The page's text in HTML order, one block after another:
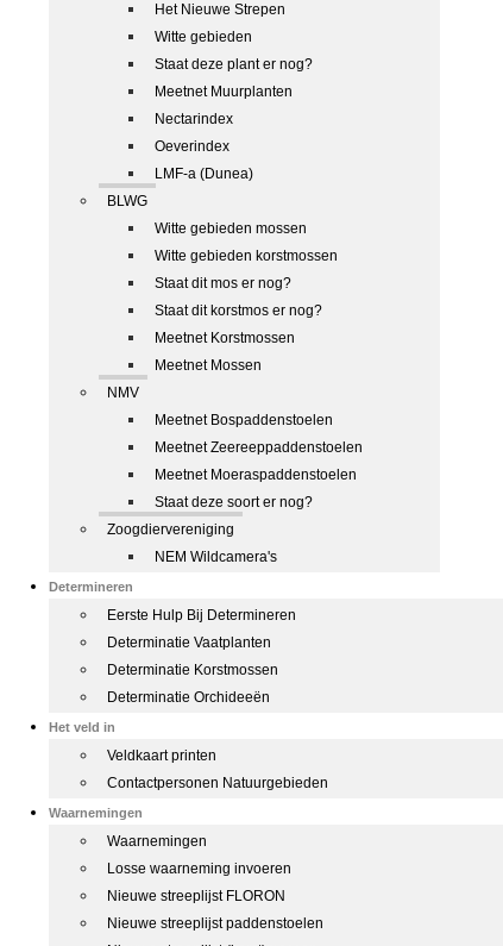
Het Nieuwe Strepen
Witte gebieden
Staat deze plant er nog?
Meetnet Muurplanten
Nectarindex
Oeverindex
LMF-a (Dunea)
BLWG
Witte gebieden mossen
Witte gebieden korstmossen
Staat dit mos er nog?
Staat dit korstmos er nog?
Meetnet Korstmossen
Meetnet Mossen
NMV
Meetnet Bospaddenstoelen
Meetnet Zeereeppaddenstoelen
Meetnet Moeraspaddenstoelen
Staat deze soort er nog?
Zoogdiervereniging
NEM Wildcamera's
Determineren
Eerste Hulp Bij Determineren
Determinatie Vaatplanten
Determinatie Korstmossen
Determinatie Orchideeën
Het veld in
Veldkaart printen
Contactpersonen Natuurgebieden
Waarnemingen
Waarnemingen
Losse waarneming invoeren
Nieuwe streeplijst FLORON
Nieuwe streeplijst paddenstoelen